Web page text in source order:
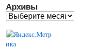
Архивы